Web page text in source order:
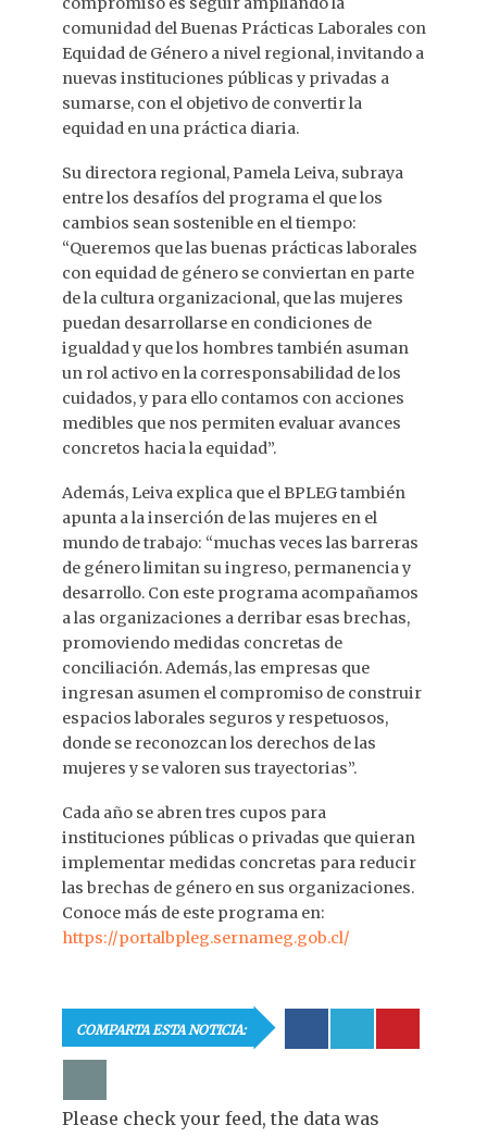
comunidad del Buenas Prácticas Laborales con
Equidad de Género a nivel regional, invitando a
nuevas instituciones públicas y privadas a
sumarse, con el objetivo de convertir la
equidad en una práctica diaria.
Su directora regional, Pamela Leiva, subraya
entre los desafíos del programa el que los
cambios sean sostenible en el tiempo:
“Queremos que las buenas prácticas laborales
con equidad de género se conviertan en parte
de la cultura organizacional, que las mujeres
puedan desarrollarse en condiciones de
igualdad y que los hombres también asuman
un rol activo en la corresponsabilidad de los
cuidados, y para ello contamos con acciones
medibles que nos permiten evaluar avances
concretos hacia la equidad”.
Además, Leiva explica que el BPLEG también
apunta a la inserción de las mujeres en el
mundo de trabajo: “muchas veces las barreras
de género limitan su ingreso, permanencia y
desarrollo. Con este programa acompañamos
a las organizaciones a derribar esas brechas,
promoviendo medidas concretas de
conciliación. Además, las empresas que
ingresan asumen el compromiso de construir
espacios laborales seguros y respetuosos,
donde se reconozcan los derechos de las
mujeres y se valoren sus trayectorias”.
Cada año se abren tres cupos para
instituciones públicas o privadas que quieran
implementar medidas concretas para reducir
las brechas de género en sus organizaciones.
Conoce más de este programa en:
https://portalbpleg.sernameg.gob.cl/
COMPARTA ESTA NOTICIA:
Please check your feed, the data was